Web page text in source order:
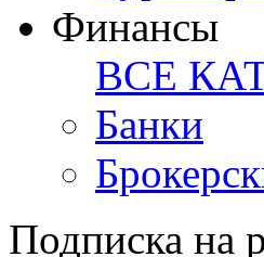
Финансы
ВСЕ
Банки
Подписка на